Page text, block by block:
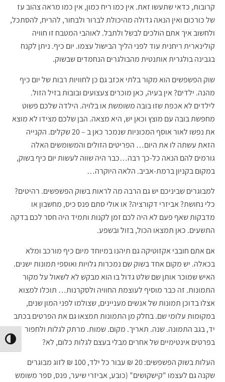
קרובות, כדאי שתעשו זאת. אין כמו ריח כמון, אין כמו מראה צהוב עז
של כורכום ואין הנאה גדולה מהיכולת לברור ולבחור, להריח, להסתכל,
ולחשוב איך אתם הולכים לבשל ולתבל. לאוהבי המטבח זו חוויה
קולינארית ריחנית עוד לפני הליך הבישול עצמו. יום כיף. ניתן לקנח
בגבינה בולגרית אותנטית מהבולגרים הנחמדים שבשוק.
שוק הפשפשים הוא מקור בלתי אכזב גם כן לחוויות רבות של יום כיף
מהנה. ילדים? אין בעיה, כאן מוכרים צעצועים ובובות בזיל הזול.
לילדים לא אכפת שזו בובה משומשת או בלויה. הילדה שלכם פשוט
מחפשת בובה עם מוצץ וכאן יש, היא מצאה. הבן שלכם מצידו לא מוצא
את נפשו לאור אוסף המכוניות שנמכר כאן ב – 20 שקלים. הקנייה
הזאת עשתה לו את היום… הפריטים הזולים והמשומשים האלה
גורמים להם הנאה כל-כך רבה…כבר היה שווה לעשות יום כיף בשוק,
במקום בקניון ברמת-אביב. הלאה היוקרה…
למבוגרים שביניכם יש גם הרבה מה לראות בשוק הפשפשים. רהיטים?
כלי נחושת? אביזרי דקורציה? או אולי סתם פנס כיס, מחשבון או
מדבקות שאף פעם לא היה לכם זמן לקנות ותמיד היה חסר לכם בדקה
התשעים. כאן תמצאו הכול, בזול ובשפע.
אם אתם חובבי אקזוטיקה גם תיהנו במיוחד מיום כיף מורכב ומלא
בכאלה. יש מקום אחד בשוק שם נמכרות גלויות ואוספי תמונות ישנים.
האיש שמוכר אותן שם שלט גדול בו הוא מבקש לא לשאול על מקור
התמונות. זה כבר מוסיף לעוצמת החוויה ולסקרנות… תוכלו למצוא
אצלו בדוכן תמונות של אנשים מעניינים, שצולמו לפני המון שנים,
במקומות עלומי שם. בחלק מן התמונות תמצאו גם את הפרטים בכתב
יד, בגב התמונה. שנה. תאריך. מקום. שמות. מרתק לגלות ולחפור
בפרטים אינטימיים של אחרים מבלי בעצם לגלות כלום, לא?
העלות בשוק הפשפשים: 20 ₪ עבור כל ילד, 100 ₪ לזוג מבוגרים
שקנה גם לעצמו "קישקושים" (כובע, אביזרי שיער, פנס, ספר משומש